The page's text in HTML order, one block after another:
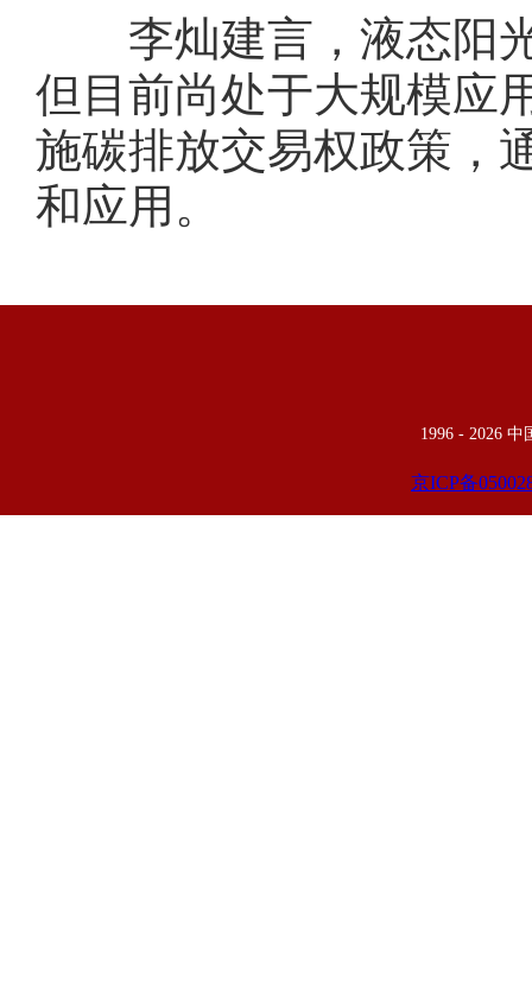
李灿建言，液态阳光
但目前尚处于大规模应
施碳排放交易权政策，
和应用。
1996 - 2026 中
京ICP备